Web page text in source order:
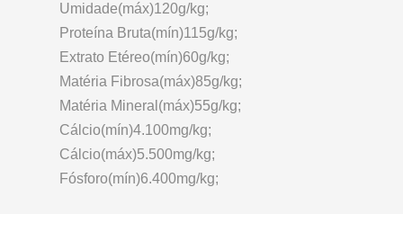
Umidade(máx)120g/kg;
Proteína Bruta(mín)115g/kg;
Extrato Etéreo(mín)60g/kg;
Matéria Fibrosa(máx)85g/kg;
Matéria Mineral(máx)55g/kg;
Cálcio(mín)4.100mg/kg;
Cálcio(máx)5.500mg/kg;
Fósforo(mín)6.400mg/kg;